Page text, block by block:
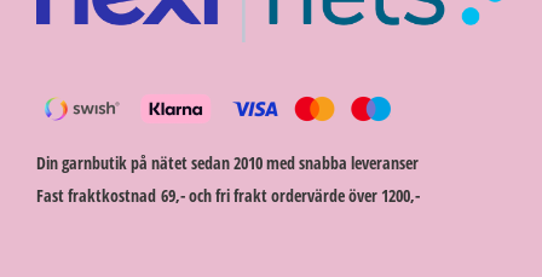
Din garnbutik på nätet sedan 2010 med snabba leveranser
Fast fraktkostnad 69,- och fri frakt ordervärde över 1200,-